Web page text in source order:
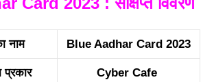
नाम Blue Aadhar Card 2023
Cyber Cafe